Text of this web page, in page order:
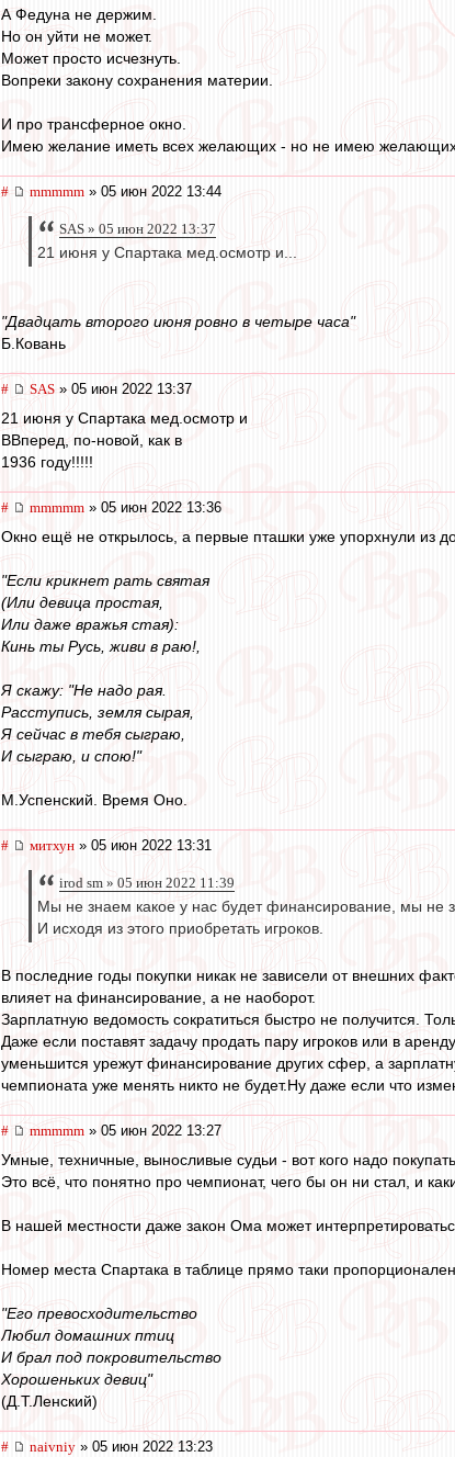
А Федуна не держим.
Но он уйти не может.
Может просто исчезнуть.
Вопреки закону сохранения материи.
И про трансферное окно.
Имею желание иметь всех желающих - но не имею
# mmmmm » 05 июн 2022 13:44
SAS » 05 июн 2022 13:37
21 июня у Спартака мед.осмотр и...
"Двадцать второго июня ровно в четыре часа"
Б.Ковань
# SAS » 05 июн 2022 13:37
21 июня у Спартака мед.осмотр и
ВВперед, по-новой, как в
1936 году!!!!!
# mmmmm » 05 июн 2022 13:36
Окно ещё не открылось, а первые пташки уже упорхнули из
"Если крикнет рать святая
(Или девица простая,
Или даже вражья стая):
Кинь ты Русь, живи в раю!,
Я скажу: "Не надо рая.
Расступись, земля сырая,
Я сейчас в тебя сыграю,
И сыграю, и спою!"
М.Успенский. Время Оно.
# митхун » 05 июн 2022 13:31
irod sm » 05 июн 2022 11:39
Мы не знаем какое у нас будет финансирование, мы
И исходя из этого приобретать игроков.
В последние годы покупки никак не зависели от внешних
влияет на финансирование, а не наоборот.
Зарплатную ведомость сократиться быстро не получится.
Даже если поставят задачу продать пару игроков или в
уменьшится урежут финансирование других сфер, а
чемпионата уже менять никто не будет.Ну даже если что
# mmmmm » 05 июн 2022 13:27
Умные, техничные, выносливые судьи - вот кого надо
Это всё, что понятно про чемпионат, чего бы он ни стал, и
В нашей местности даже закон Ома может
Номер места Спартака в таблице прямо таки
"Его превосходительство
Любил домашних птиц
И брал под покровительство
Хорошеньких девиц"
(Д.Т.Ленский)
# naivniy » 05 июн 2022 13:23